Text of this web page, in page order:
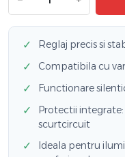
✓ Reglaj precis si
✓ Compatibila cu
✓ Functionare
✓
Protectii integrate:
scurtcircuit
✓
Ideala pentru